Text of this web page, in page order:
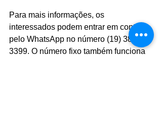
Para mais informações, os
interessados podem entrar em contato
pelo WhatsApp no número (19) 3867-
3399. O número fixo também funciona